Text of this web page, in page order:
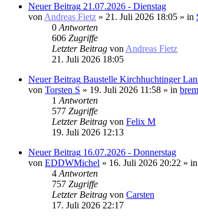
Neuer Beitrag 21.07.2026 - Dienstag
von Andreas Fietz » 21. Juli 2026 18:05 » in
0 Antworten
606 Zugriffe
Letzter Beitrag von Andreas Fietz
21. Juli 2026 18:05
Neuer Beitrag Baustelle Kirchhuchtinger
von Torsten S » 19. Juli 2026 11:58 » in
1 Antworten
577 Zugriffe
Letzter Beitrag von Felix M
19. Juli 2026 12:13
Neuer Beitrag 16.07.2026 - Donnerstag
von EDDWMichel » 16. Juli 2026 20:22 » in
4 Antworten
757 Zugriffe
Letzter Beitrag von Carsten
17. Juli 2026 22:17